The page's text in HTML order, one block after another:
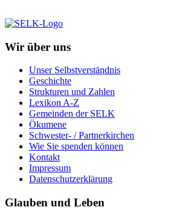
Wir über uns
Unser Selbstverständnis
Geschichte
Strukturen und Zahlen
Lexikon A-Z
Gemeinden der SELK
Ökumene
Schwester- / Partnerkirchen
Wie Sie spenden können
Kontakt
Impressum
Datenschutzerklärung
Glauben und Leben